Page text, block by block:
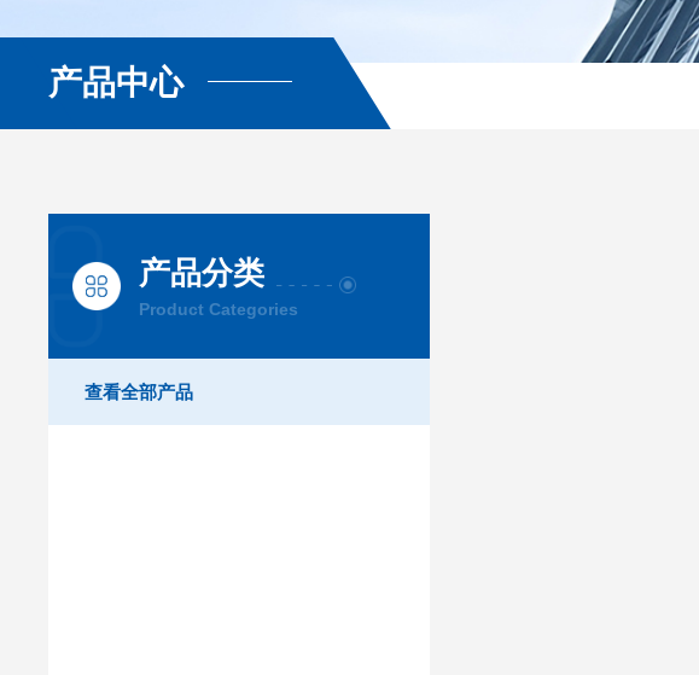
产品中心
产品分类
Product Categories
查看全部产品